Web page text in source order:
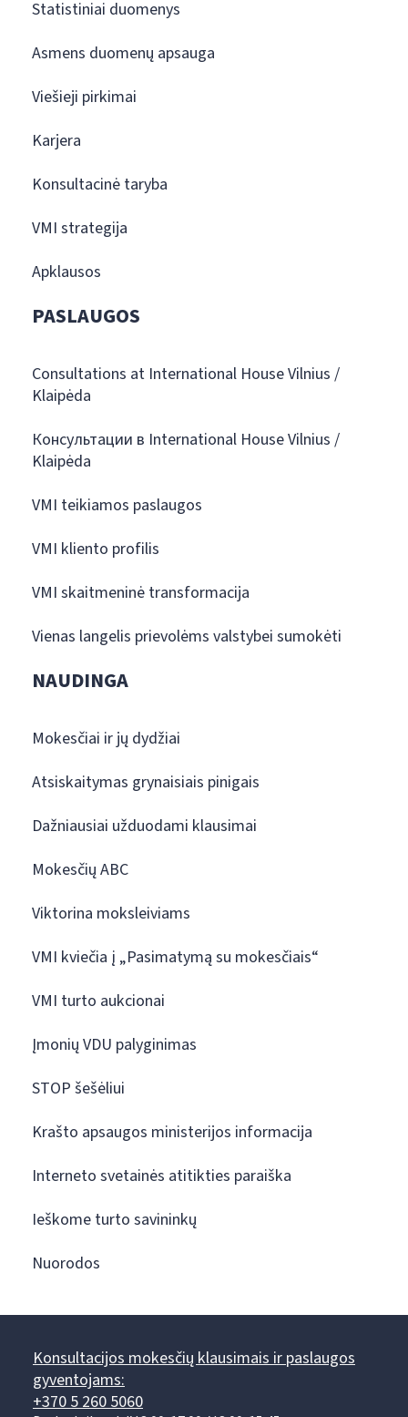
Statistiniai duomenys
Asmens duomenų apsauga
Viešieji pirkimai
Karjera
Konsultacinė taryba
VMI strategija
Apklausos
PASLAUGOS
Consultations at International House Vilnius /
Klaipėda
Консультации в International House Vilnius /
Klaipėda
VMI teikiamos paslaugos
VMI kliento profilis
VMI skaitmeninė transformacija
Vienas langelis prievolėms valstybei sumokėti
NAUDINGA
Mokesčiai ir jų dydžiai
Atsiskaitymas grynaisiais pinigais
Dažniausiai užduodami klausimai
Mokesčių ABC
Viktorina moksleiviams
VMI kviečia į „Pasimatymą su mokesčiais“
VMI turto aukcionai
Įmonių VDU palyginimas
STOP šešėliui
Krašto apsaugos ministerijos informacija
Interneto svetainės atitikties paraiška
Ieškome turto savininkų
Nuorodos
Konsultacijos mokesčių klausimais ir paslaugos
gyventojams:
+370 5 260 5060